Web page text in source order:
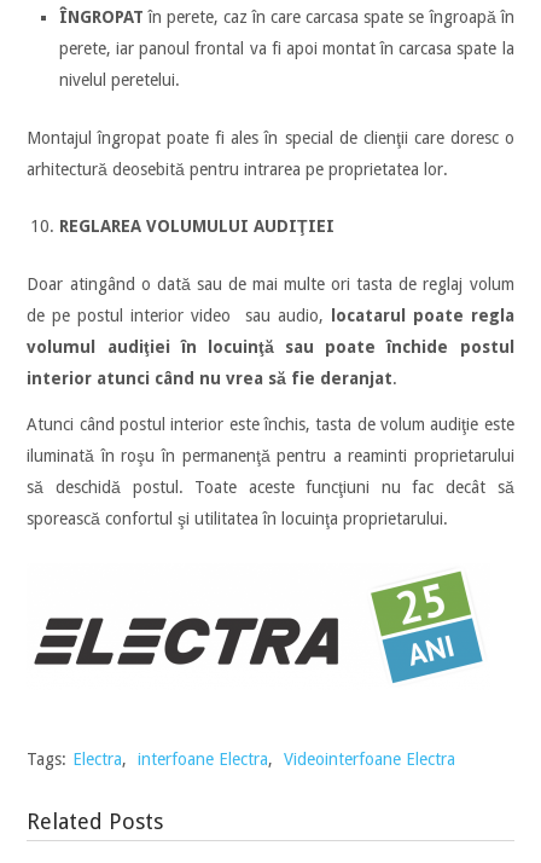
ÎNGROPAT în perete, caz în care carcasa spate se îngroapă în
perete, iar panoul frontal va fi apoi montat în carcasa spate la
nivelul peretelui.
Montajul îngropat poate fi ales în special de clienţii care doresc o
arhitectură deosebită pentru intrarea pe proprietatea lor.
REGLAREA VOLUMULUI AUDIŢIEI
Doar atingând o dată sau de mai multe ori tasta de reglaj volum
de pe postul interior video sau audio,
locatarul poate regla
volumul audiţiei în locuinţă sau poate închide postul
interior atunci când nu vrea să fie deranjat.
Atunci când postul interior este închis, tasta de volum audiţie este
iluminată în roşu în permanenţă pentru a reaminti proprietarului
să deschidă postul. Toate aceste funcţiuni nu fac decât să
sporească confortul şi utilitatea în locuinţa proprietarului.
Tags: Electra, interfoane Electra, Videointerfoane Electra
Related Posts